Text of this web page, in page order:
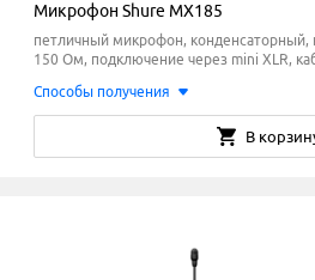
Микрофон Shure MX185
петличный микрофон, конденсаторный,
150 Ом, подключение через mini XLR,
Способы получения
В